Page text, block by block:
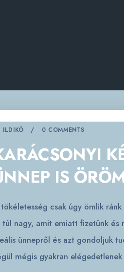
ILDIKÓ 0 COMMENTS
IS
csak úgy ömlik
túl nagy, amit emiatt fizetünk és
ünnepről és azt gondoljuk
mégis gyakran